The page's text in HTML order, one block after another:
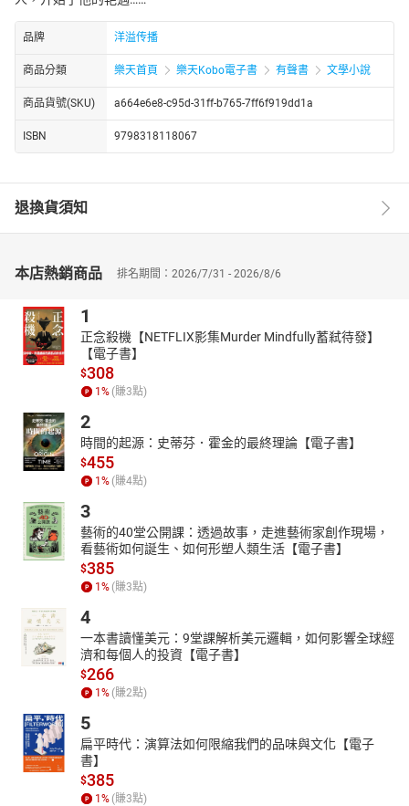
品牌 洋溢传播
商品分類 樂天首頁 樂天Kobo電子書 有聲書 文學小說
商品貨號(SKU) a664e6e8-c95d-31ff-b765-7ff6f919dd1a
ISBN 9798318118067
退換貨須知
本店熱銷商品 排名期間：2026/7/31 - 2026/8/6
1
正念殺機【NETFLIX影集Murder Mindfully蓄弒待發】
【電子書】
$308
1% (賺3點)
2
時間的起源：史蒂芬．霍金的最終理論【電子書】
$455
1% (賺4點)
3
藝術的40堂公開課：透過故事，走進藝術家創作現場，
看藝術如何誕生、如何形塑人類生活【電子書】
$385
1% (賺3點)
4
一本書讀懂美元：9堂課解析美元邏輯，如何影響全球經
濟和每個人的投資【電子書】
$266
1% (賺2點)
5
扁平時代：演算法如何限縮我們的品味與文化【電子
書】
$385
1% (賺3點)